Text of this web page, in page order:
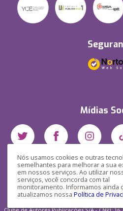
Nós usamos cookies e outras
semelhantes para melhorar a sua
em nossos serviços. Ao utilizar
serviços, você concorda com tal
monitoramento. Informamos ainda
atualizamos nossa Política de
Mídias